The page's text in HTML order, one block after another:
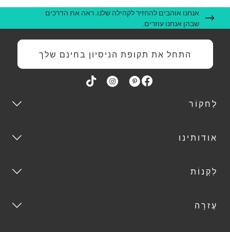
אנחנו אוהבים להחזיר לקהילה שלנו. ראה את הדרכים
שבהן אנחנו עוזרים.
התחל את תקופת הניסיון בחינם שלך
לַחקוֹר
אודותינו
לִקְנוֹת
עֶזרָה